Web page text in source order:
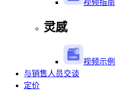
视频指南
灵感
视频示例
与销售人员交谈
定价